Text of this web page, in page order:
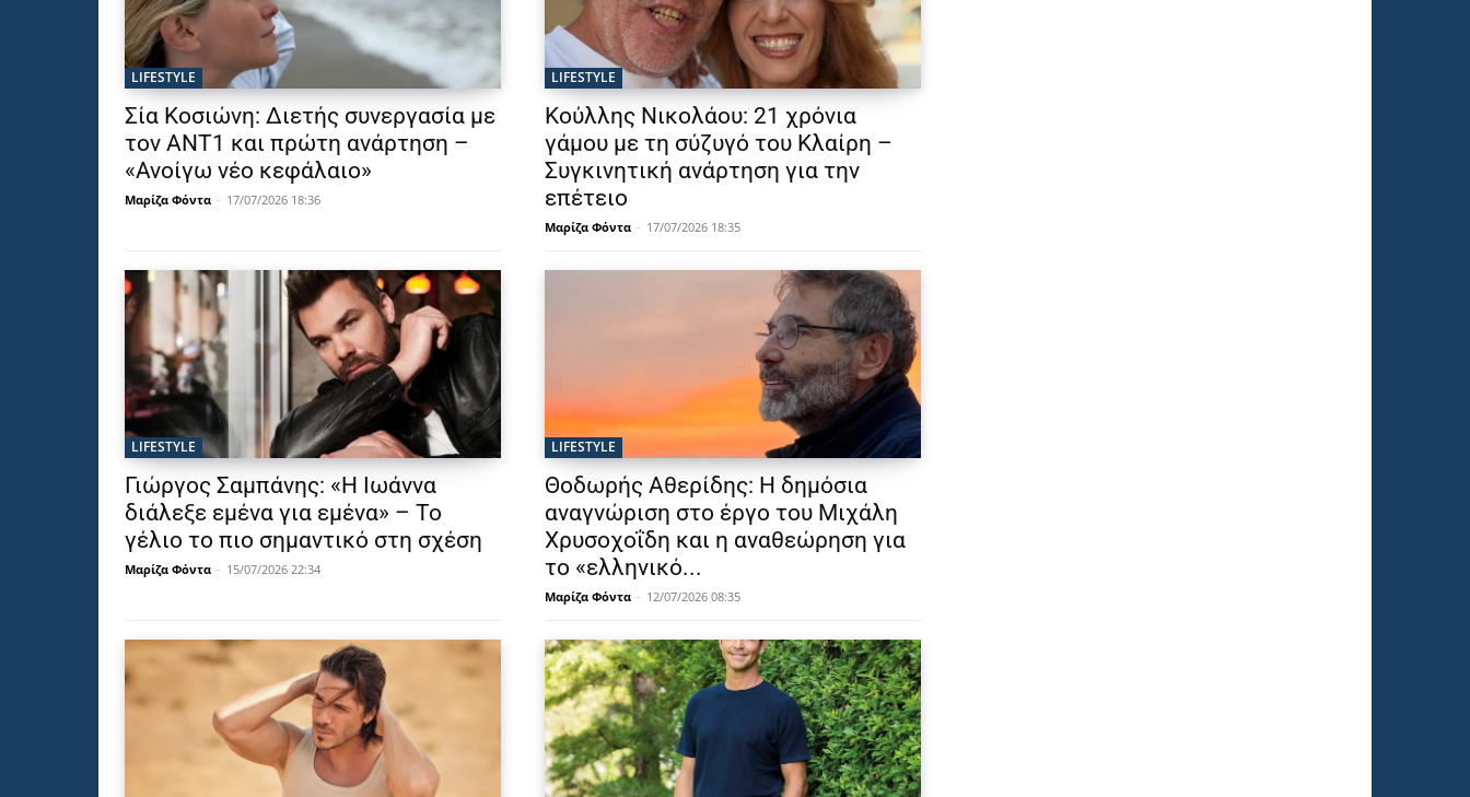
LIFESTYLE
Σία Κοσιώνη: Διετής συνεργασία με
τον ΑΝΤ1 και πρώτη ανάρτηση –
«Ανοίγω νέο κεφάλαιο»
Μαρίζα Φόντα - 17/07/2026 18:36
LIFESTYLE
Κούλλης Νικολάου: 21 χρόνια
γάμου με τη σύζυγό του Κλαίρη –
Συγκινητική ανάρτηση για την
επέτειο
Μαρίζα Φόντα - 17/07/2026 18:35
LIFESTYLE
Γιώργος Σαμπάνης: «Η Ιωάννα
διάλεξε εμένα για εμένα» – Το
γέλιο το πιο σημαντικό στη σχέση
Μαρίζα Φόντα - 15/07/2026 22:34
LIFESTYLE
Θοδωρής Αθερίδης: Η δημόσια
αναγνώριση στο έργο του Μιχάλη
Χρυσοχοΐδη και η αναθεώρηση για
το «ελληνικό...
Μαρίζα Φόντα - 12/07/2026 08:35